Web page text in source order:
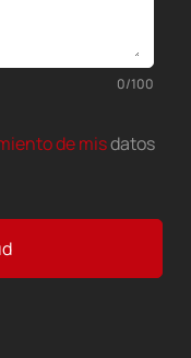
0/100
de misdatos